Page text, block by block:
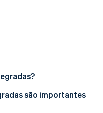
são importantes